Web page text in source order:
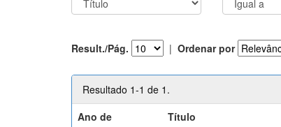
Result./Pág. | Ordenar por
Resultado 1-1 de 1.
Ano de
Título